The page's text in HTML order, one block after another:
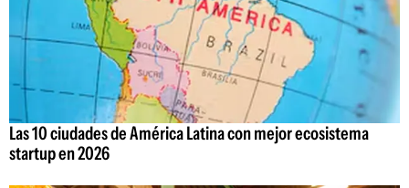
Las 10 ciudades de América Latina con mejor ecosistema
startup en 2026